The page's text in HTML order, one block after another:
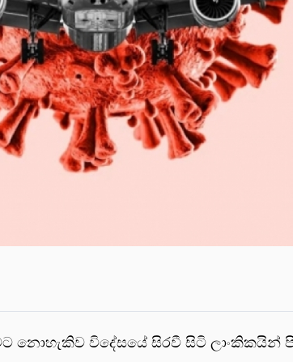
විදේසයේ සිරවී සිටි ලාංකිකයින්